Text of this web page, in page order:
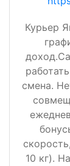
Курьер
смена.
10 кг).